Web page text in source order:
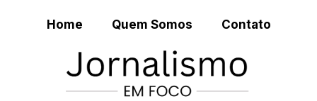
Home Quem Somos Contato